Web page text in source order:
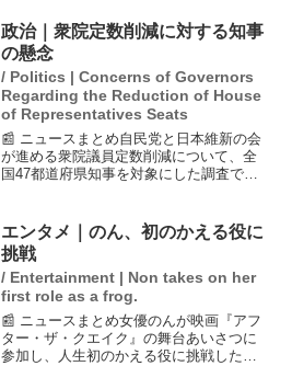
県内の首長ら約600人が参列し、故人を偲
びました。額賀...
政治｜衆院定数削減に対する知事
の懸念
/ Politics | Concerns of Governors
Regarding the Reduction of House
of Representatives Seats
📰 ニュースまとめ自民党と日本維新の会
が進める衆院議員定数削減について、全
国47都道府県知事を対象にした調査で、
が国政に反映されにくくなることを懸念
しており、賛成の意...
エンタメ｜のん、初のかえる役に
挑戦
/ Entertainment | Non takes on her
first role as a frog.
📰 ニュースまとめ女優のんが映画『アフ
ター・ザ・クエイク』の舞台あいさつに
参加し、人生初のかえる役に挑戦したこ